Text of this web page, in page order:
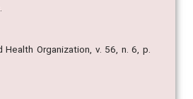
Organization, v. 56, n. 6, p.